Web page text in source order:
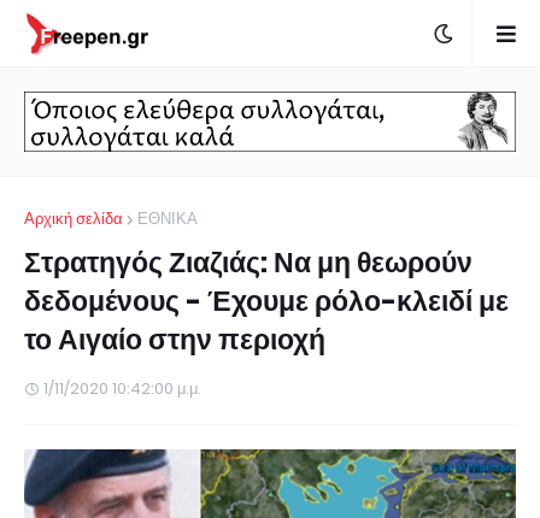
Αρχική σελίδα ΕΘΝΙΚΑ
Στρατηγός Ζιαζιάς: Να μη θεωρούν
δεδομένους - Έχουμε ρόλο-κλειδί με
το Αιγαίο στην περιοχή
1/11/2020 10:42:00 μ.μ.